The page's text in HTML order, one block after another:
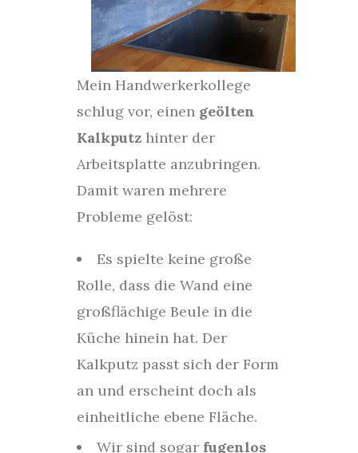
Mein Handwerkerkollege
schlug vor, einen geölten
Kalkputzhinter der
Arbeitsplatte anzubringen.
Damit waren mehrere
Probleme gelöst:
Es spielte keine große
Rolle, dass die Wand eine
großflächige Beule in die
Küche hinein hat. Der
Kalkputz passt sich der Form
an und erscheint doch als
einheitliche ebene Fläche.
Wir sind sogar fugenlos